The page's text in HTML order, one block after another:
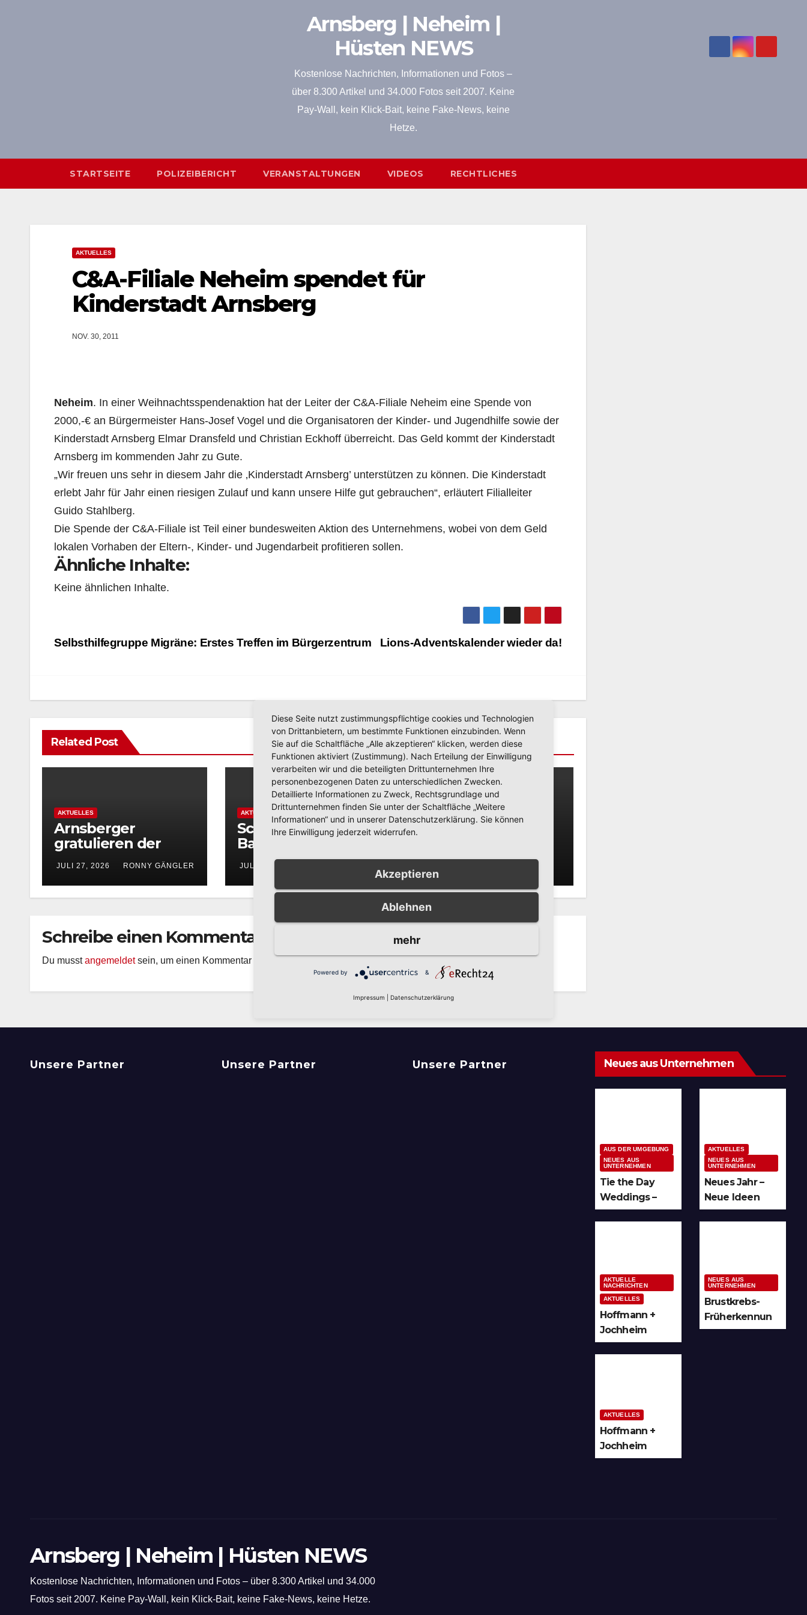
Arnsberg | Neheim |
Hüsten NEWS
Kostenlose Nachrichten, Informationen und Fotos –
über 8.300 Artikel und 34.000 Fotos seit 2007. Keine
Pay-Wall, kein Klick-Bait, keine Fake-News, keine
Hetze.
STARTSEITE POLIZEIBERICHT VERANSTALTUNGEN VIDEOS RECHTLICHES
AKTUELLES
C&A-Filiale Neheim spendet für
Kinderstadt Arnsberg
NOV. 30, 2011
Neheim. In einer Weihnachtsspendenaktion hat der Leiter der C&A-Filiale Neheim eine Spende von
2000,-€ an Bürgermeister Hans-Josef Vogel und die Organisatoren der Kinder- und Jugendhilfe sowie der
Kinderstadt Arnsberg Elmar Dransfeld und Christian Eckhoff überreicht. Das Geld kommt der Kinderstadt
Arnsberg im kommenden Jahr zu Gute.
„Wir freuen uns sehr in diesem Jahr die ‚Kinderstadt Arnsberg’ unterstützen zu können. Die Kinderstadt
erlebt Jahr für Jahr einen riesigen Zulauf und kann unsere Hilfe gut gebrauchen“, erläutert Filialleiter
Guido Stahlberg.
Die Spende der C&A-Filiale ist Teil einer bundesweiten Aktion des Unternehmens, wobei von dem Geld
lokalen Vorhaben der Eltern-, Kinder- und Jugendarbeit profitieren sollen.
Ähnliche Inhalte:
Keine ähnlichen Inhalte.
Beitragsnavigation Lions-Adventskalender wieder da!
Selbsthilfegruppe Migräne: Erstes Treffen im Bürgerzentrum
Related Post
AKTUELLES
Arnsberger
gratulieren der
Partnerstadt
Olesno zum 800-
jährigen
Stadtjubiläum
JULI 27, 2026 RONNY GÄNGLER
AKTUELLES
Schützenfest
Bachum 2026:
Fotos und Video
vom Festzug in
Bachum jetzt
online
JULI 20, 2026
AKTUELLES
Landesweiter
Warntag am
März 2026
Schreibe einen Kommentar
Du musstangemeldetsein, um einen Kommentar abzugeben.
Unsere Partner Unsere Partner Unsere Partner Neues aus Unternehmen
AUS DER UMGEBUNG
NEUES AUS
UNTERNEHMEN
Tie the Day
Weddings –
Hochzeitsplan
AKTUELLES
NEUES AUS
UNTERNEHMEN
Neues Jahr –
Neue Ideen
und unzählige
AKTUELLE
NACHRICHTEN
AKTUELLES
Hoffmann +
Jochheim
GmbH setzt
NEUES AUS
UNTERNEHMEN
Brustkrebs-
Früherkennun
g in Arnsberg
AKTUELLES
Hoffmann +
Jochheim
GmbH in
Arnsberg | Neheim | Hüsten NEWS
Kostenlose Nachrichten, Informationen und Fotos – über 8.300 Artikel und 34.000
Fotos seit 2007. Keine Pay-Wall, kein Klick-Bait, keine Fake-News, keine Hetze.
Diese Seite nutzt zustimmungspflichtige cookies und Technologien
von Drittanbietern, um bestimmte Funktionen einzubinden. Wenn
Sie auf die Schaltfläche „Alle akzeptieren“ klicken, werden diese
Funktionen aktiviert (Zustimmung). Nach Erteilung der Einwilligung
verarbeiten wir und die beteiligten Drittunternehmen Ihre
personenbezogenen Daten zu unterschiedlichen Zwecken.
Detaillierte Informationen zu Zweck, Rechtsgrundlage und
Drittunternehmen finden Sie unter der Schaltfläche „Weitere
Informationen“ und in unserer Datenschutzerklärung. Sie können
Ihre Einwilligung jederzeit widerrufen.
Akzeptieren
Ablehnen
mehr
Powered by &
Impressum Datenschutzerklärung